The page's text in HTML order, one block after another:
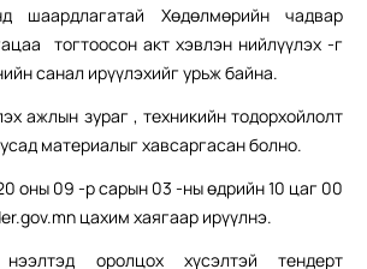
шаардлагатай Хөдөлмөрийн чадвар
тогтоосон акт хэвлэн нийлүүлэх -г
санал ирүүлэхийг урьж байна.
ажлын зураг , техникийн тодорхойлолт
материалыг хавсаргасан болно.
оны 09 -р сарын 03 -ны өдрийн 10 цаг 00
цахим хаягаар ирүүлнэ.
оролцох хүсэлтэй тендерт